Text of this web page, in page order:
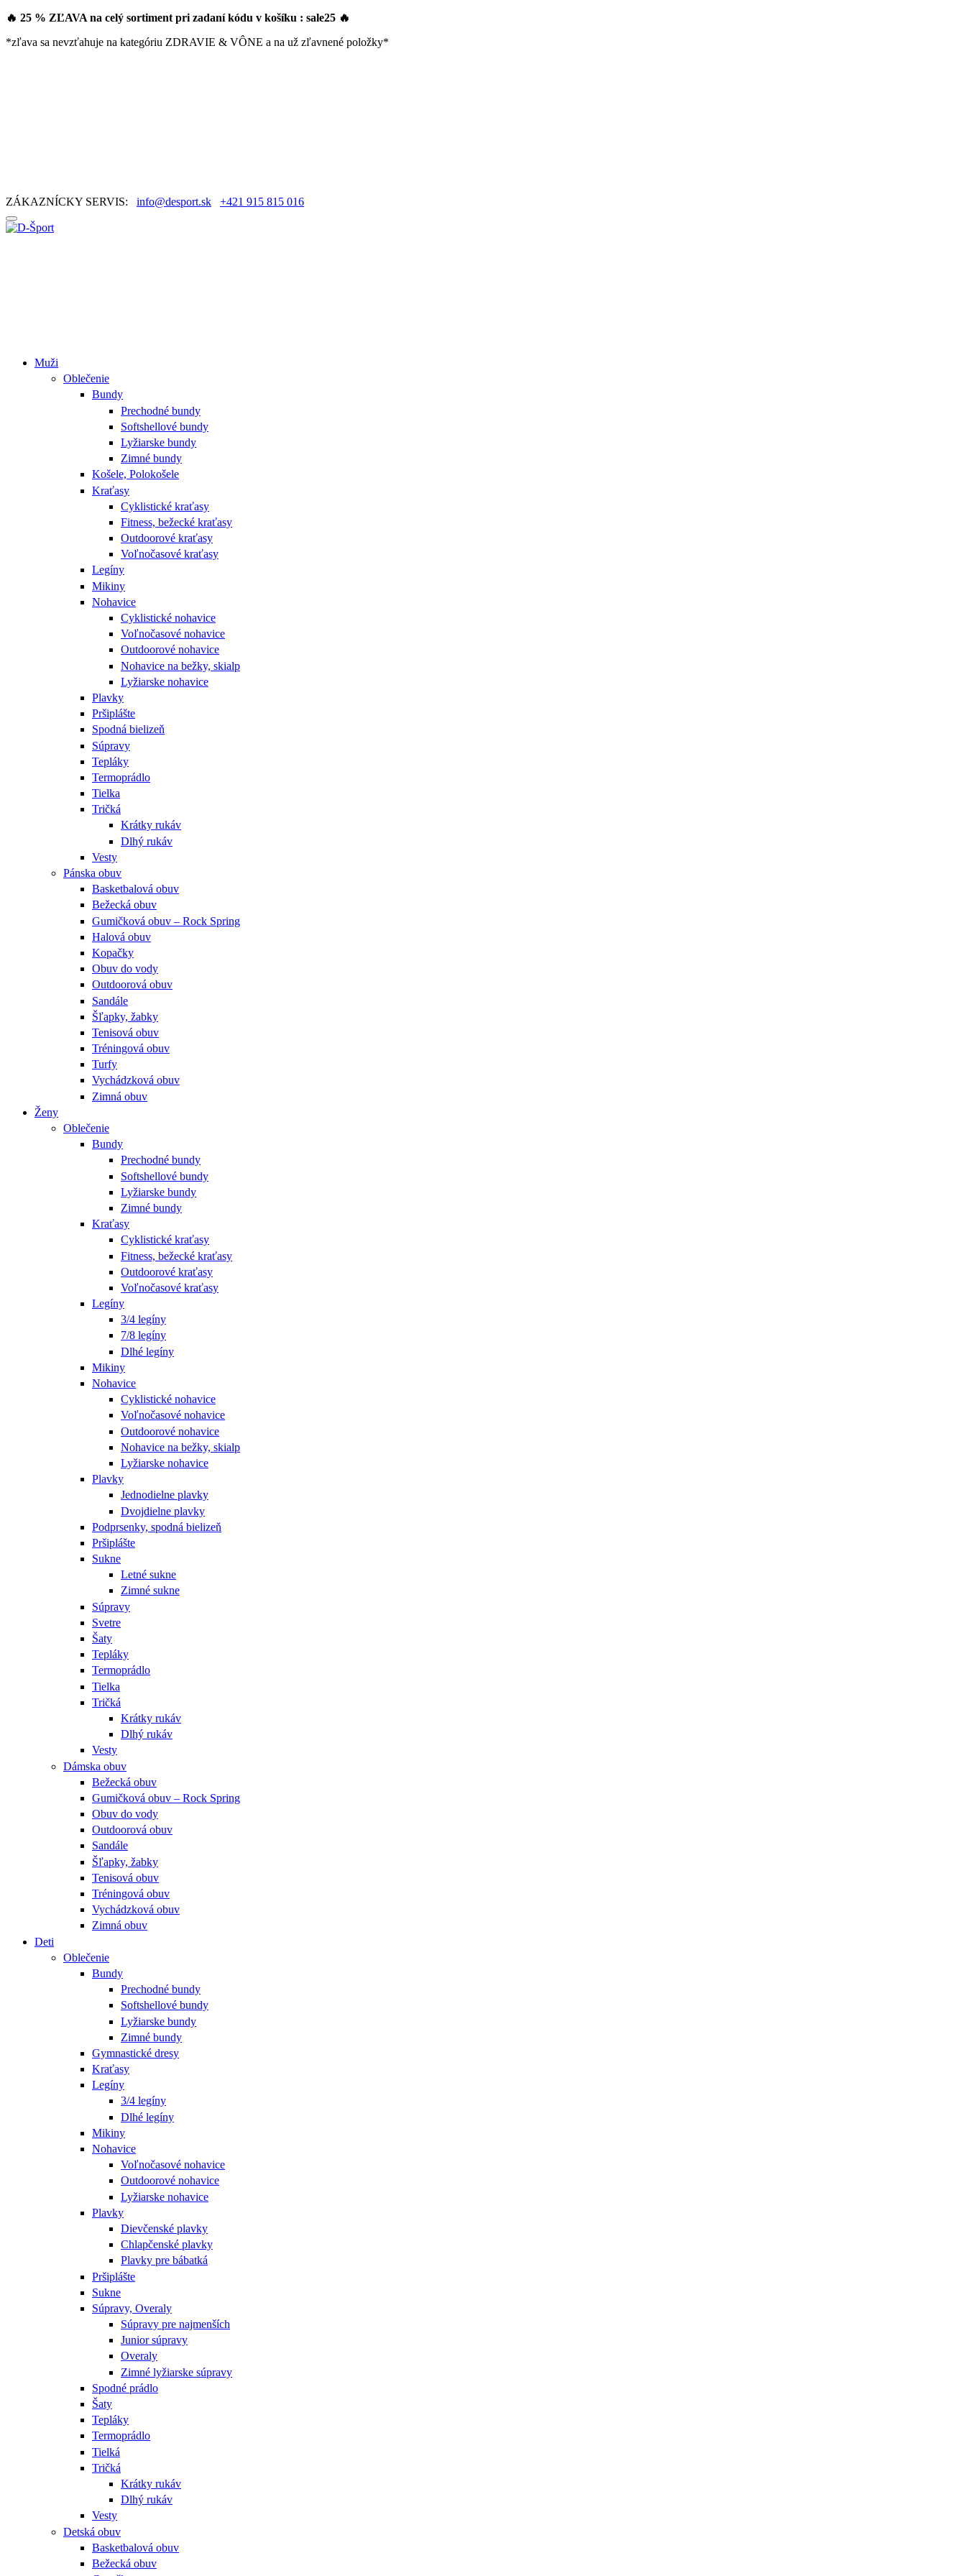
🔥 25 % ZĽAVA na celý sortiment pri zadaní kódu v košíku : sale25 🔥
*zľava sa nevzťahuje na kategóriu ZDRAVIE & VÔNE a na už zľavnené položky*
ZÁKAZNÍCKY SERVIS: info@desport.sk +421 915 815 016
Muži
Oblečenie
Bundy
Prechodné bundy
Softshellové bundy
Lyžiarske bundy
Zimné bundy
Košele, Polokošele
Kraťasy
Cyklistické kraťasy
Fitness, bežecké kraťasy
Outdoorové kraťasy
Voľnočasové kraťasy
Legíny
Mikiny
Nohavice
Cyklistické nohavice
Voľnočasové nohavice
Outdoorové nohavice
Nohavice na bežky, skialp
Lyžiarske nohavice
Plavky
Pršiplášte
Spodná bielizeň
Súpravy
Tepláky
Termoprádlo
Tielka
Tričká
Krátky rukáv
Dlhý rukáv
Vesty
Pánska obuv
Basketbalová obuv
Bežecká obuv
Gumičková obuv – Rock Spring
Halová obuv
Kopačky
Obuv do vody
Outdoorová obuv
Sandále
Šľapky, žabky
Tenisová obuv
Tréningová obuv
Turfy
Vychádzková obuv
Zimná obuv
Ženy
Oblečenie
Bundy
Prechodné bundy
Softshellové bundy
Lyžiarske bundy
Zimné bundy
Kraťasy
Cyklistické kraťasy
Fitness, bežecké kraťasy
Outdoorové kraťasy
Voľnočasové kraťasy
Legíny
3/4 legíny
7/8 legíny
Dlhé legíny
Mikiny
Nohavice
Cyklistické nohavice
Voľnočasové nohavice
Outdoorové nohavice
Nohavice na bežky, skialp
Lyžiarske nohavice
Plavky
Jednodielne plavky
Dvojdielne plavky
Podprsenky, spodná bielizeň
Pršiplášte
Sukne
Letné sukne
Zimné sukne
Súpravy
Svetre
Šaty
Tepláky
Termoprádlo
Tielka
Tričká
Krátky rukáv
Dlhý rukáv
Vesty
Dámska obuv
Bežecká obuv
Gumičková obuv – Rock Spring
Obuv do vody
Outdoorová obuv
Sandále
Šľapky, žabky
Tenisová obuv
Tréningová obuv
Vychádzková obuv
Zimná obuv
Deti
Oblečenie
Bundy
Prechodné bundy
Softshellové bundy
Lyžiarske bundy
Zimné bundy
Gymnastické dresy
Kraťasy
Legíny
3/4 legíny
Dlhé legíny
Mikiny
Nohavice
Voľnočasové nohavice
Outdoorové nohavice
Lyžiarske nohavice
Plavky
Dievčenské plavky
Chlapčenské plavky
Plavky pre bábatká
Pršiplášte
Sukne
Súpravy, Overaly
Súpravy pre najmenších
Junior súpravy
Overaly
Zimné lyžiarske súpravy
Spodné prádlo
Šaty
Tepláky
Termoprádlo
Tielká
Tričká
Krátky rukáv
Dlhý rukáv
Vesty
Detská obuv
Basketbalová obuv
Bežecká obuv